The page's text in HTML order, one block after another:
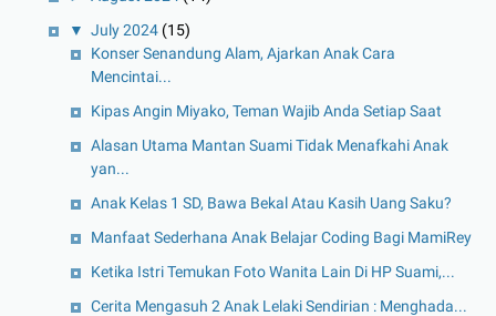
▼ July 2024 (15)
Konser Senandung Alam, Ajarkan Anak Cara
Mencintai...
Kipas Angin Miyako, Teman Wajib Anda Setiap Saat
Alasan Utama Mantan Suami Tidak Menafkahi Anak
yan...
Anak Kelas 1 SD, Bawa Bekal Atau Kasih Uang Saku?
Manfaat Sederhana Anak Belajar Coding Bagi MamiRey
Ketika Istri Temukan Foto Wanita Lain Di HP Suami,...
Cerita Mengasuh 2 Anak Lelaki Sendirian : Menghada...